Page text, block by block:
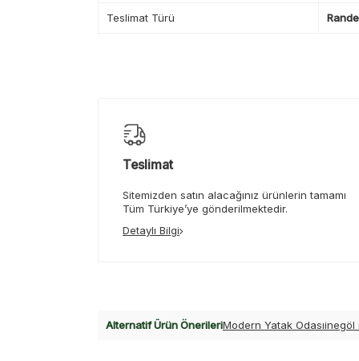
Teslimat Türü
Teslimat
Sitemizden satın alacağınız ürünlerin tamamı
Tüm Türkiye’ye gönderilmektedir.
Detaylı Bilgi
Alternatif Ürün ÖnerileriModern Yatak Odasıinegöl